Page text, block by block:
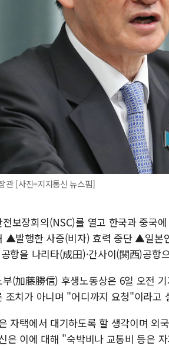
관 [사진=지지통신 뉴스핌]
보장회의(NSC)를 열고 한국과 중국
▲발행한 사증(비자) 효력 중단 ▲일본
항을 나리타(成田)·간사이(関西)공항
(加藤勝信) 후생노동상은 6일 오전
조치가 아니며 "어디까지 요청"이라고
자택에서 대기하도록 할 생각이며 외
은 이에 대해 "숙박비나 교통비 등은